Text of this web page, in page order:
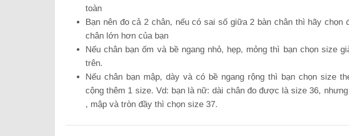
toàn
Bạn nên đo cả 2 chân, nếu có sai số giữa 2 bàn chân thì hãy chọn
chân lớn hơn của bạn
Nếu chân bạn ốm và bề ngang nhỏ, hẹp, mỏng thì bạn chọn size
trên.
Nếu chân bạn mập, dày và có bề ngang rộng thì bạn chọn size
cộng thêm 1 size. Vd: bạn là nữ: dài chân đo được là size 36,
, mập và tròn đầy thì chọn size 37.